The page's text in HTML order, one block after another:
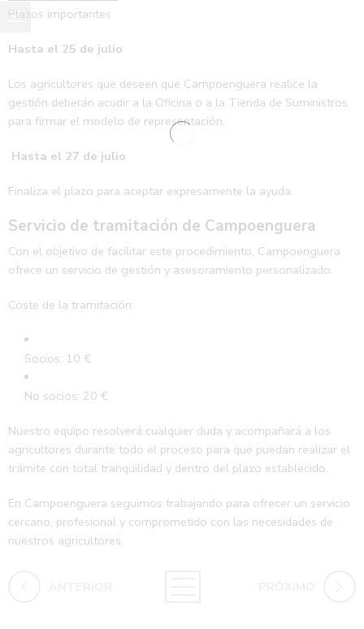
Plazos importantes
Hasta el 25 de julio
Los agricultores que deseen que Campoenguera realice la
gestión deberán acudir a la Oficina o a la Tienda de Suministros
para firmar el modelo de representación.
Hasta el 27 de julio
Finaliza el plazo para aceptar expresamente la ayuda.
Servicio de tramitación de Campoenguera
Con el objetivo de facilitar este procedimiento, Campoenguera
ofrece un servicio de gestión y asesoramiento personalizado.
Coste de la tramitación:
Socios: 10 €
No socios: 20 €
Nuestro equipo resolverá cualquier duda y acompañará a los
agricultores durante todo el proceso para que puedan realizar el
trámite con total tranquilidad y dentro del plazo establecido.
En Campoenguera seguimos trabajando para ofrecer un servicio
cercano, profesional y comprometido con las necesidades de
nuestros agricultores.